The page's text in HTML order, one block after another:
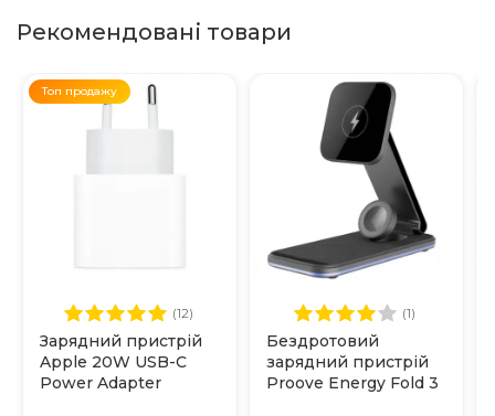
Рекомендовані товари
Топ продажу
(12)
Зарядний пристрій
Apple 20W USB-C
Power Adapter
(1)
Бездротовий
зарядний пристрій
Proove Energy Fold 3